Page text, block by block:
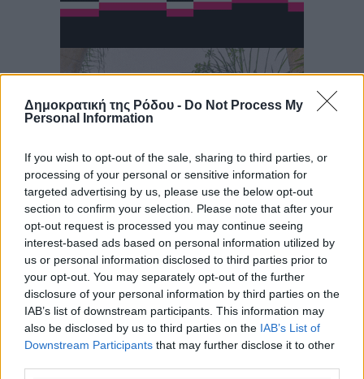
Δημοκρατική της Ρόδου - Do Not Process My
Personal Information
If you wish to opt-out of the sale, sharing to third parties, or
processing of your personal or sensitive information for
targeted advertising by us, please use the below opt-out
section to confirm your selection. Please note that after your
opt-out request is processed you may continue seeing
interest-based ads based on personal information utilized by
us or personal information disclosed to third parties prior to
your opt-out. You may separately opt-out of the further
disclosure of your personal information by third parties on the
IAB’s list of downstream participants. This information may
also be disclosed by us to third parties on the IAB’s List of
Downstream Participants that may further disclose it to other